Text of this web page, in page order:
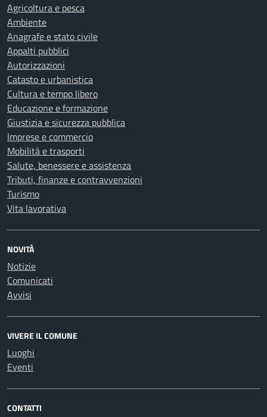
Agricoltura e pesca
Ambiente
Anagrafe e stato civile
Appalti pubblici
Autorizzazioni
Catasto e urbanistica
Cultura e tempo libero
Educazione e formazione
Giustizia e sicurezza pubblica
Imprese e commercio
Mobilità e trasporti
Salute, benessere e assistenza
Tributi, finanze e contravvenzioni
Turismo
Vita lavorativa
NOVITÀ
Notizie
Comunicati
Avvisi
VIVERE IL COMUNE
Luoghi
Eventi
CONTATTI